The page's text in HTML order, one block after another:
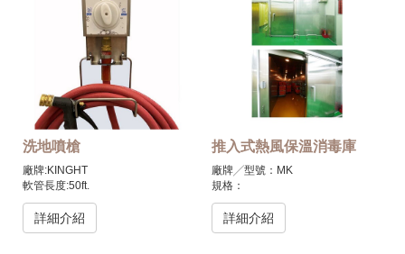
洗地噴槍
廠牌:KINGHT
軟管長度:50ft.
配件:噴槍、軟管、不銹鋼壁掛架
產地:進口品
適用範圍:準備區、洗碗區、儲存
詳細介紹
推入式熱風保溫消毒庫
廠牌╱型號：MK
規格：
1.消毒庫門
2.防爆燈及耐熱線
3.不銹鋼風管
詳細介紹